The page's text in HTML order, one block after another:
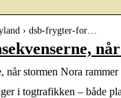
› dsb-frygter-for…
når stormen Nora
i togtrafikken – både